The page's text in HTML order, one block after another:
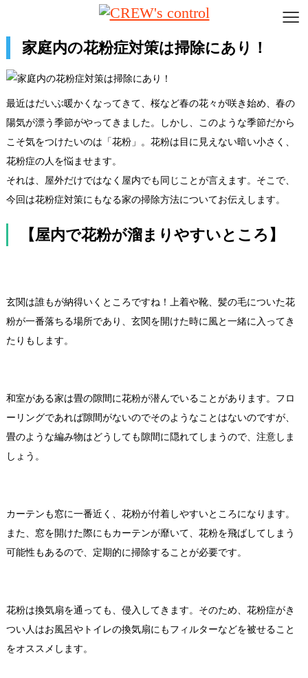
≡
家庭内の花粉症対策は掃除にあり！
最近はだいぶ暖かくなってきて、桜など春の花々が咲き始め、春の
陽気が漂う季節がやってきました。しかし、このような季節だから
こそ気をつけたいのは「花粉」。花粉は目に見えない暗い小さく、
花粉症の人を悩ませます。
それは、屋外だけではなく屋内でも同じことが言えます。そこで、
今回は花粉症対策にもなる家の掃除方法についてお伝えします。
【屋内で花粉が溜まりやすいところ】
玄関は誰もが納得いくところですね！上着や靴、髪の毛についた花
粉が一番落ちる場所であり、玄関を開けた時に風と一緒に入ってき
たりもします。
和室がある家は畳の隙間に花粉が潜んでいることがあります。フロ
ーリングであれば隙間がないのでそのようなことはないのですが、
畳のような編み物はどうしても隙間に隠れてしまうので、注意しま
しょう。
カーテンも窓に一番近く、花粉が付着しやすいところになります。
また、窓を開けた際にもカーテンが靡いて、花粉を飛ばしてしまう
可能性もあるので、定期的に掃除することが必要です。
花粉は換気扇を通っても、侵入してきます。そのため、花粉症がき
つい人はお風呂やトイレの換気扇にもフィルターなどを被せること
をオススメします。